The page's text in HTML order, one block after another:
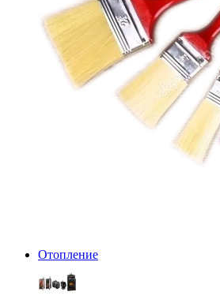
Отопление